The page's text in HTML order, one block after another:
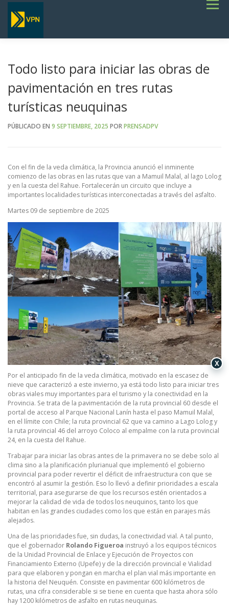
Saltar
contenido
Menú
SERVICIOS
TERMINOS DE REFERENCIA GENERALES- OBRAS VIALES
Todo listo para iniciar las obras de
pavimentación en tres rutas
turísticas neuquinas
PÚBLICADO EN 9 SEPTIEMBRE, 2025 PORPRENSADPV
Con el fin de la veda climática, la Provincia anunció el inminente
comienzo de las obras en las rutas que van a Mamuil Malal, al lago Lolog
y en la cuesta del Rahue. Fortalecerán un circuito que incluye a
importantes localidades turísticas interconectadas a través del asfalto.
Martes 09 de septiembre de 2025
Por el anticipado fin de la veda climática, motivado en la escasez de
nieve que caracterizó a este invierno, ya está todo listo para iniciar tres
obras viales muy importantes para el turismo y la conectividad en la
Provincia. Se trata de la pavimentación de la ruta provincial 60 desde el
portal de acceso al Parque Nacional Lanín hasta el paso Mamuil Malal,
en el límite con Chile; la ruta provincial 62 que va camino a Lago Lolog y
la ruta provincial 46 del arroyo Coloco al empalme con la ruta provincial
24, en la cuesta del Rahue.
Trabajar para iniciar las obras antes de la primavera no se debe solo al
clima sino a la planificación plurianual que implementó el gobierno
provincial para poder revertir el déficit de infraestructura con que se
encontró al asumir la gestión. Eso lo llevó a definir prioridades a escala
territorial, para asegurarse de que los recursos estén orientados a
mejorar la calidad de vida de todos los neuquinos, tanto los que
habitan en las grandes ciudades como los que están en parajes más
alejados.
Una de las prioridades fue, sin dudas, la conectividad vial. A tal punto,
que el gobernador Rolando Figueroa instruyó a los equipos técnicos
de la Unidad Provincial de Enlace y Ejecución de Proyectos con
Financiamiento Externo (Upefe) y de la dirección provincial e Vialidad
para que elaboren y pongan en marcha el plan vial más importante en
la historia del Neuquén. Consiste en pavimentar 600 kilómetros de
rutas, una cifra considerable si se tiene en cuenta que hasta ahora sólo
hay 1200 kilómetros de asfalto en rutas neuquinas.
X